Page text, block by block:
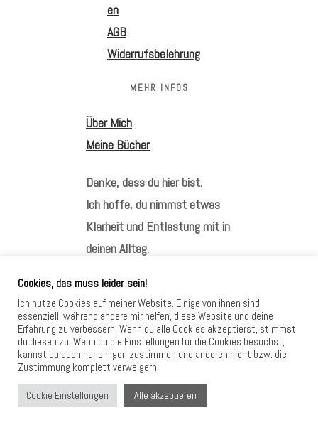
en
AGB
Widerrufsbelehrung
MEHR INFOS
Über Mich
Meine Bücher
Danke, dass du hier bist.
Ich hoffe, du nimmst etwas
Klarheit und Entlastung mit in
deinen Alltag.
HIER FINDEST DU MICH
Cookies, das muss leider sein!
Ich nutze Cookies auf meiner Website. Einige von ihnen sind
essenziell, während andere mir helfen, diese Website und deine
Erfahrung zu verbessern. Wenn du alle Cookies akzeptierst, stimmst
du diesen zu. Wenn du die Einstellungen für die Cookies besuchst,
kannst du auch nur einigen zustimmen und anderen nicht bzw. die
Zustimmung komplett verweigern.
Cookie Einstellungen Alle akzeptieren